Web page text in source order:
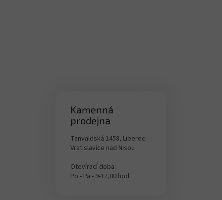
Kamenná
prodejna
Tanvaldská 1458, Liberec-
Vratislavice nad Nisou
Otevírací doba:
Po - Pá - 9-17,00 hod